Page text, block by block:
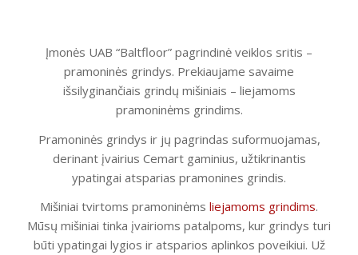
Įmonės UAB “Baltfloor” pagrindinė veiklos sritis –
pramoninės grindys. Prekiaujame savaime
išsilyginančiais grindų mišiniais – liejamoms
pramoninėms grindims.
Pramoninės grindys ir jų pagrindas suformuojamas,
derinant įvairius Cemart gaminius, užtikrinantis
ypatingai atsparias pramonines grindis.
Mišiniai tvirtoms pramoninėms liejamoms grindims.
Mūsų mišiniai tinka įvairioms patalpoms, kur grindys turi
būti ypatingai lygios ir atsparios aplinkos poveikiui. Už